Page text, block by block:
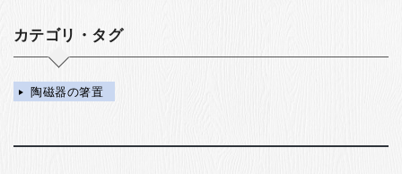
カテゴリ・タグ
陶磁器の箸置